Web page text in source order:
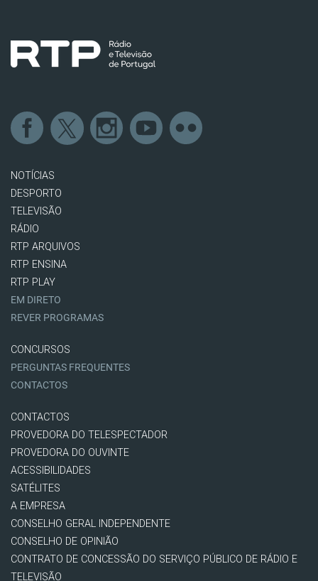
NOTÍCIAS
DESPORTO
TELEVISÃO
RÁDIO
RTP ARQUIVOS
RTP ENSINA
RTP PLAY
EM DIRETO
REVER PROGRAMAS
CONCURSOS
PERGUNTAS FREQUENTES
CONTACTOS
CONTACTOS
PROVEDORA DO TELESPECTADOR
PROVEDORA DO OUVINTE
ACESSIBILIDADES
SATÉLITES
A EMPRESA
CONSELHO GERAL INDEPENDENTE
CONSELHO DE OPINIÃO
CONTRATO DE CONCESSÃO DO SERVIÇO PÚBLICO DE RÁDIO E
TELEVISÃO